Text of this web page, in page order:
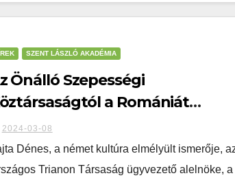
SZENT LÁSZLÓ AKADÉMIA
Önálló Szepességi
a Romániát
Medgyesi Szász
– Vajta Dénes
előadása a
2024-03-08
Dénes, a német kultúra elmélyült ismerője,
Trianon Társaság ügyvezető alelnöke, a